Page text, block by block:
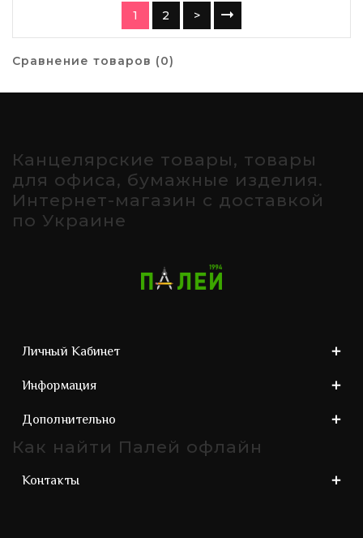
1 2 >
Сравнение товаров (0)
Канцелярские товары, товары
для офиса, бумажные изделия.
Интернет-магазин с доставкой
по Украине
Личный Кабинет
Информация
Дополнительно
Как найти Палей офлайн
Контакты